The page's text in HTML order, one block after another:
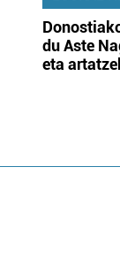
du Aste
eta